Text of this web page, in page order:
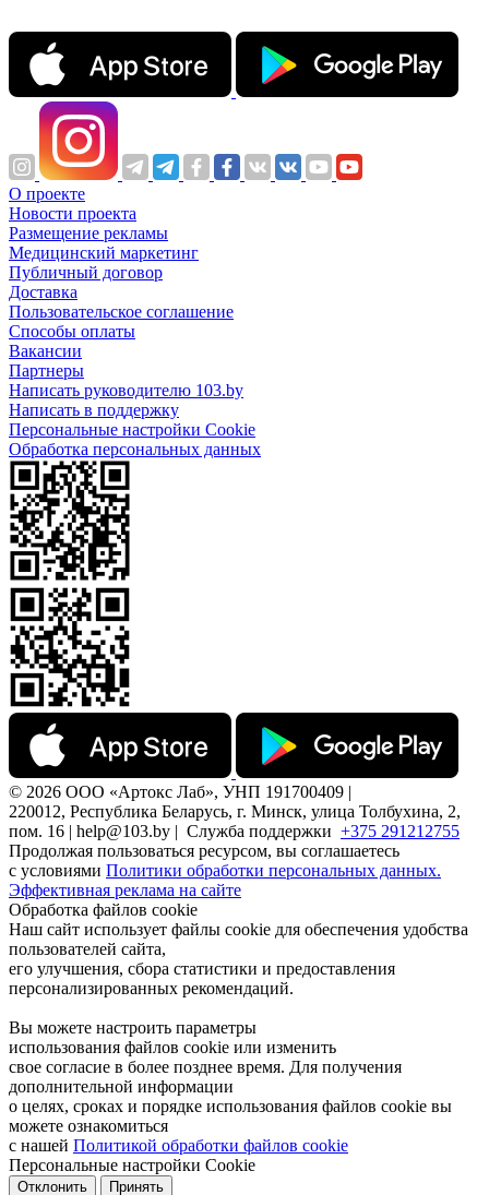
О проекте
Новости проекта
Размещение рекламы
Медицинский маркетинг
Публичный договор
Доставка
Пользовательское соглашение
Способы оплаты
Вакансии
Партнеры
Написать руководителю 103.by
Написать в поддержку
Персональные настройки Cookie
Обработка персональных данных
© 2026 ООО «Артокс Лаб», УНП 191700409 |
220012, Республика Беларусь, г. Минск, улица Толбухина, 2,
пом. 16 | help@103.by | Служба поддержки +375 291212755
Продолжая пользоваться ресурсом, вы соглашаетесь
с условиями Политики обработки персональных данных.
Эффективная реклама на сайте
Обработка файлов cookie
Наш сайт использует файлы cookie для обеспечения удобства
пользователей сайта,
его улучшения, сбора статистики и предоставления
персонализированных рекомендаций.
Вы можете настроить параметры
использования файлов cookie или изменить
свое согласие в более позднее время. Для получения
дополнительной информации
о целях, сроках и порядке использования файлов cookie вы
можете ознакомиться
с нашей Политикой обработки файлов cookie
Персональные настройки Cookie
Отклонить Принять